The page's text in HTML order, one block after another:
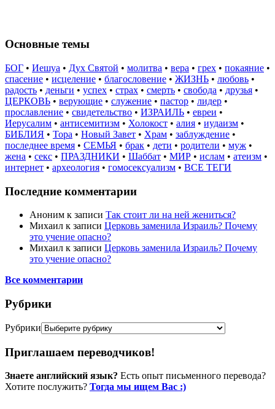
Основные темы
БОГ • Иешуа • Дух Святой • молитва • вера • грех • покаяние •
спасение • исцеление • благословение • ЖИЗНЬ • любовь •
радость • деньги • успех • страх • смерть • свобода • друзья •
ЦЕРКОВЬ • верующие • служение • пастор • лидер •
прославление • свидетельство • ИЗРАИЛЬ • евреи •
Иерусалим • антисемитизм • Холокост • алия • иудаизм •
БИБЛИЯ • Тора • Новый Завет • Храм • заблуждение •
последнее время • СЕМЬЯ • брак • дети • родители • муж •
жена • секс • ПРАЗДНИКИ • Шаббат • МИР • ислам • атеизм •
интернет • археология • гомосексуализм • ВСЕ ТЕГИ
Последние комментарии
Аноним к записи Так стоит ли на ней жениться?
Михаил к записи Церковь заменила Израиль? Почему
это учение опасно?
Михаил к записи Церковь заменила Израиль? Почему
это учение опасно?
Все комментарии
Рубрики
Рубрики
Приглашаем переводчиков!
Знаете английский язык? Есть опыт письменного перевода?
Хотите послужить? Тогда мы ищем Вас :)